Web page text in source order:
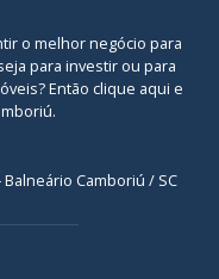
o melhor negócio para
para investir ou para
Então clique aqui e
.
Balneário Camboriú / SC